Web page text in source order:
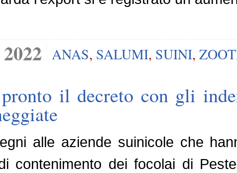
ANAS, SALUMI, SUINI,
pronto il decreto con gli
alle aziende suinicole che
contenimento dei focolai di